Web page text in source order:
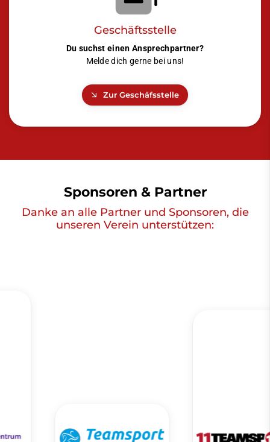
Geschäftsstelle
Du suchst einen Ansprechpartner?
Melde dich gerne bei uns!
Zur Geschäfsstelle
Sponsoren & Partner
Danke an alle Partner und Sponsoren, die
unseren Verein unterstützen: